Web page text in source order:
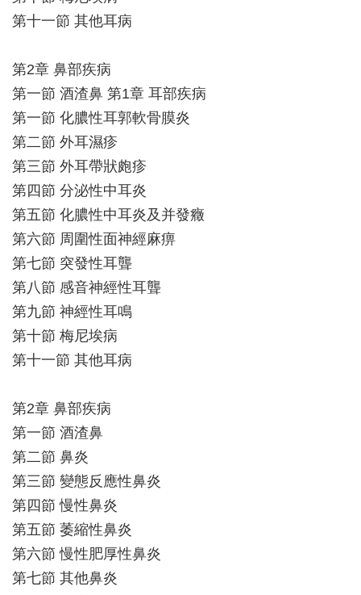
第十一節 其他耳病
第2章 鼻部疾病
第一節 酒渣鼻 第1章 耳部疾病
第一節 化膿性耳郭軟骨膜炎
第二節 外耳濕疹
第三節 外耳帶狀皰疹
第四節 分泌性中耳炎
第五節 化膿性中耳炎及并發癥
第六節 周圍性面神經麻痹
第七節 突發性耳聾
第八節 感音神經性耳聾
第九節 神經性耳鳴
第十節 梅尼埃病
第十一節 其他耳病
第2章 鼻部疾病
第一節 酒渣鼻
第二節 鼻炎
第三節 變態反應性鼻炎
第四節 慢性鼻炎
第五節 萎縮性鼻炎
第六節 慢性肥厚性鼻炎
第七節 其他鼻炎